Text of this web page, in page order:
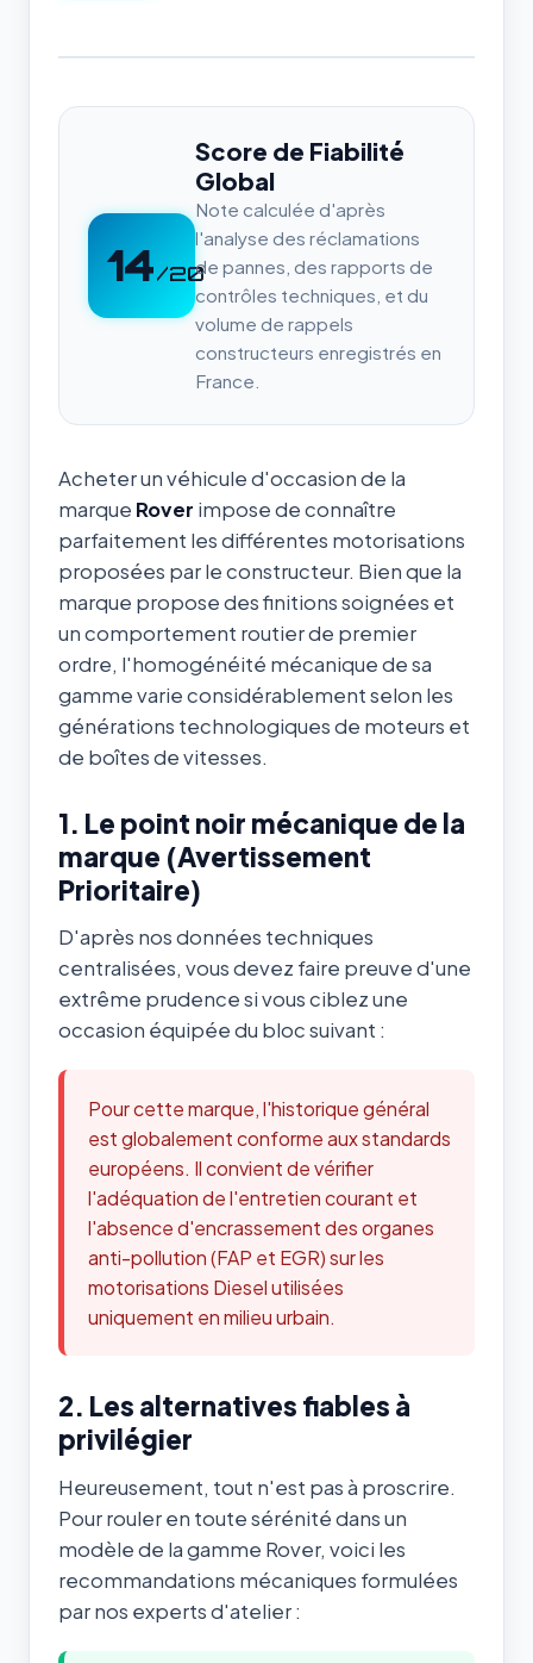
14/20
Score de Fiabilité
Global
Note calculée d'après
l'analyse des réclamations
de pannes, des rapports de
contrôles techniques, et du
volume de rappels
constructeurs enregistrés en
France.
Acheter un véhicule d'occasion de la
marque Rover impose de connaître
parfaitement les différentes motorisations
proposées par le constructeur. Bien que la
marque propose des finitions soignées et
un comportement routier de premier
ordre, l'homogénéité mécanique de sa
gamme varie considérablement selon les
générations technologiques de moteurs et
de boîtes de vitesses.
1. Le point noir mécanique de la
marque (Avertissement
Prioritaire)
D'après nos données techniques
centralisées, vous devez faire preuve d'une
extrême prudence si vous ciblez une
occasion équipée du bloc suivant :
Pour cette marque, l'historique général
est globalement conforme aux standards
européens. Il convient de vérifier
l'adéquation de l'entretien courant et
l'absence d'encrassement des organes
anti-pollution (FAP et EGR) sur les
motorisations Diesel utilisées
uniquement en milieu urbain.
2. Les alternatives fiables à
privilégier
Heureusement, tout n'est pas à proscrire.
Pour rouler en toute sérénité dans un
modèle de la gamme Rover, voici les
recommandations mécaniques formulées
par nos experts d'atelier :